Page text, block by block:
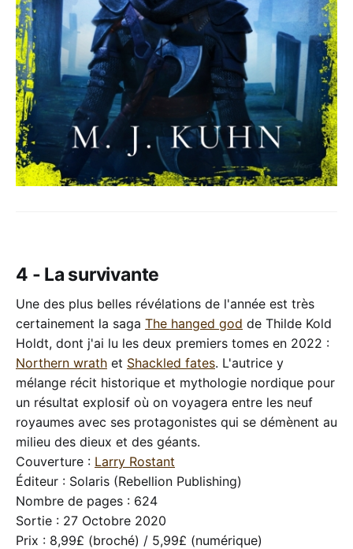
4 - La survivante
Une des plus belles révélations de l'année est très
certainement la saga The hanged god de Thilde Kold
Holdt, dont j'ai lu les deux premiers tomes en 2022 :
Northern wrath et Shackled fates. L'autrice y
mélange récit historique et mythologie nordique pour
un résultat explosif où on voyagera entre les neuf
royaumes avec ses protagonistes qui se démènent au
milieu des dieux et des géants.
Couverture : Larry Rostant
Éditeur : Solaris (Rebellion Publishing)
Nombre de pages : 624
Sortie : 27 Octobre 2020
Prix : 8,99£ (broché) / 5,99£ (numérique)